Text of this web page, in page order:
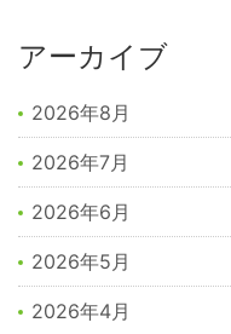
アーカイブ
2026年8月
2026年7月
2026年6月
2026年5月
2026年4月